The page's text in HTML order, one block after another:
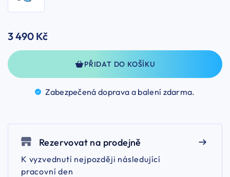
3 490 Kč
PŘIDAT DO KOŠÍKU
Zabezpečená doprava a balení zdarma.
Rezervovat na prodejně
K vyzvednutí nejpozději následující
pracovní den